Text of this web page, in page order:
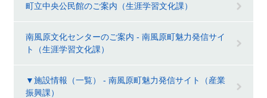
町立中央公民館のご案内（生涯学習文化課）
南風原文化センターのご案内 - 南風原町魅力発信サイ
ト（生涯学習文化課）
▼施設情報（一覧） - 南風原町魅力発信サイト（産業
振興課）